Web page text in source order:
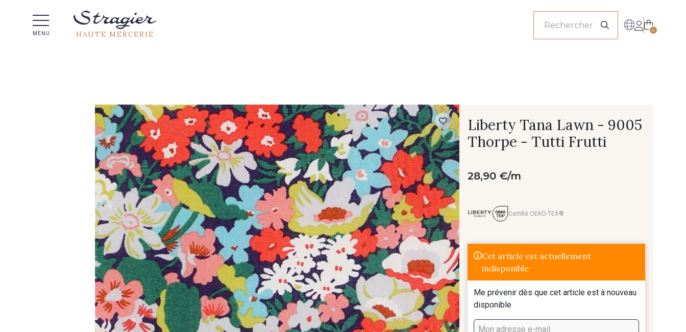
MENU HAUTE MERCERIE 0
Liberty Tana Lawn - 9005
Thorpe - Tutti Frutti
28,90 €/m
Certifié OEKO-TEX®
Cet article est actuellement
indisponible
Me prévenir dès que cet article est à nouveau
disponible